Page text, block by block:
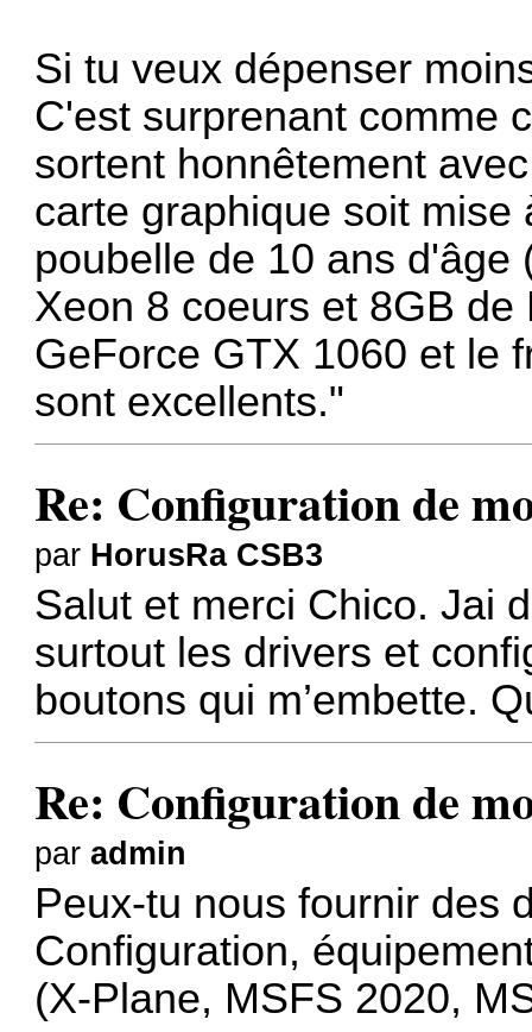
Si tu veux dépenser
C'est surprenant comme
sortent honnêtement
carte graphique soit mise
poubelle de 10 ans
Xeon 8 coeurs et 8GB
GeForce GTX 1060 et le
sont excellents."
Re: Configuration de
par HorusRa CSB3
Salut et merci Chico. Jai
surtout les drivers et
boutons qui m’embette.
Re: Configuration de
paradmin
Peux-tu nous fournir des
Configuration,
(X-Plane, MSFS 2020,